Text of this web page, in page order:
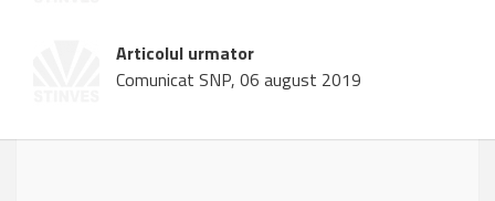
Articolul urmator
Comunicat SNP, 06 august 2019